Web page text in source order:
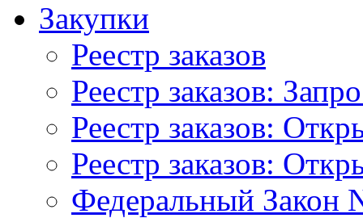
Закупки
Реестр заказов
Реестр заказов:
Реестр заказов:
Реестр заказов:
Федеральный Закон